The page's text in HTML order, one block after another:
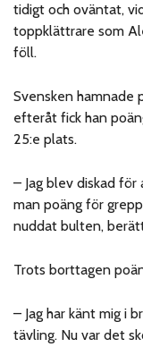
tidigt och oväntat,
toppklättrare som
föll.
Svensken hamnade
efteråt fick han
25:e plats.
– Jag blev diskad
man poäng för
nuddat bulten,
Trots borttagen
– Jag har känt mig i
tävling. Nu var det